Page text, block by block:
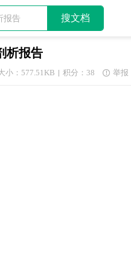
搜文档
析报告
小：577.51KB 积分：38  举报